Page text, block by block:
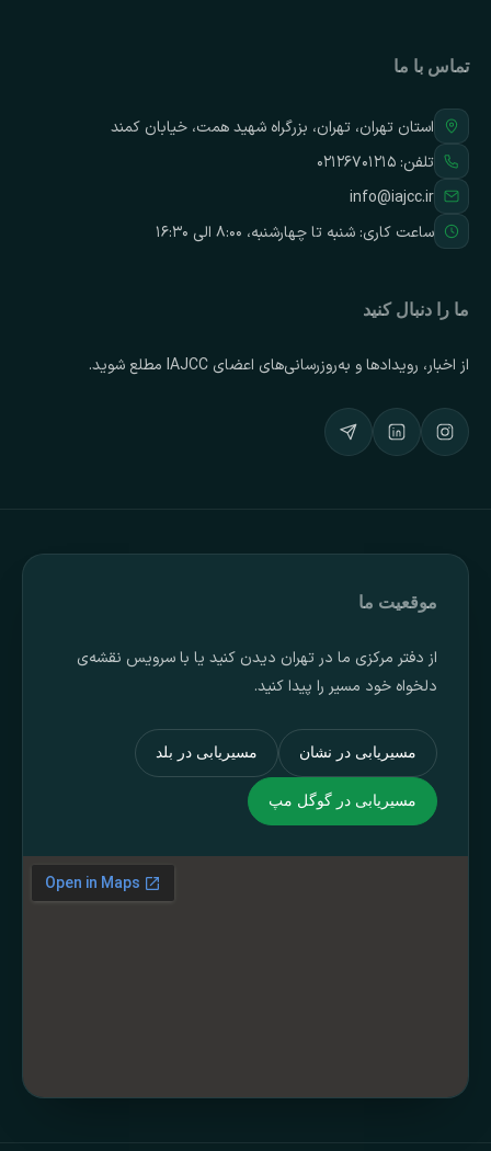
تماس با ما
استان تهران، تهران، بزرگراه شهید همت، خیابان کمند
تلفن: ۰۲۱۲۶۷۰۱۲۱۵
info@iajcc.ir
ساعت کاری: شنبه تا چهارشنبه، ۸:۰۰ الی ۱۶:۳۰
ما را دنبال کنید
از اخبار، رویدادها و به‌روزرسانی‌های اعضای IAJCC مطلع شوید.
موقعیت ما
از دفتر مرکزی ما در تهران دیدن کنید یا با سرویس نقشه‌ی
دلخواه خود مسیر را پیدا کنید.
مسیریابی در نشان مسیریابی در بلد
مسیریابی در گوگل مپ